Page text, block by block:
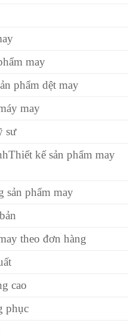
may
phẩm dệt may
may
sư
kế sản phẩm may
sản phẩm may
theo đơn hàng
cao
phục